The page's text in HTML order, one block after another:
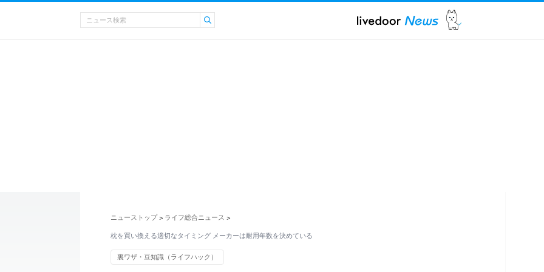
ニューストップ > ライフ総合ニュース >
枕を買い換える適切なタイミング メーカーは耐用年数を決めている
裏ワザ・豆知識（ライフハック）